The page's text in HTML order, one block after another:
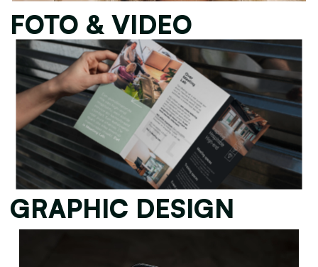
FOTO & VIDEO
GRAPHIC DESIGN